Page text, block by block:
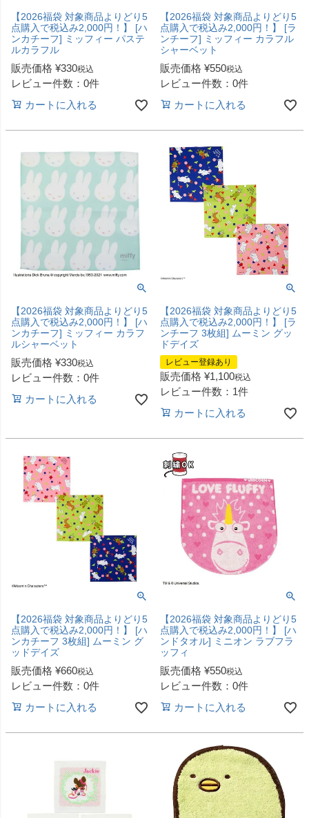
【2026福袋 対象商品よりどり5
点購入で税込み2,000円！】 [ハ
ンカチーフ] ミッフィー パステ
ルカラフル
販売価格 ¥330税込
レビュー件数：0件
カートに入れる
【2026福袋 対象商品よりどり5
点購入で税込み2,000円！】 [ラ
ンチーフ] ミッフィー カラフル
シャーベット
販売価格 ¥550税込
レビュー件数：0件
カートに入れる
【2026福袋 対象商品よりどり5
点購入で税込み2,000円！】 [ハ
ンカチーフ] ミッフィー カラフ
ルシャーベット
販売価格 ¥330税込
レビュー件数：0件
カートに入れる
【2026福袋 対象商品よりどり5
点購入で税込み2,000円！】 [ラ
ンチーフ 3枚組] ムーミン グッ
ドデイズ
レビュー登録あり
販売価格 ¥1,100税込
レビュー件数：1件
カートに入れる
【2026福袋 対象商品よりどり5
点購入で税込み2,000円！】 [ハ
ンカチーフ 3枚組] ムーミン グ
ッドデイズ
販売価格 ¥660税込
レビュー件数：0件
カートに入れる
【2026福袋 対象商品よりどり5
点購入で税込み2,000円！】 [ハ
ンドタオル] ミニオン ラブフラ
ッフィ
販売価格 ¥550税込
レビュー件数：0件
カートに入れる